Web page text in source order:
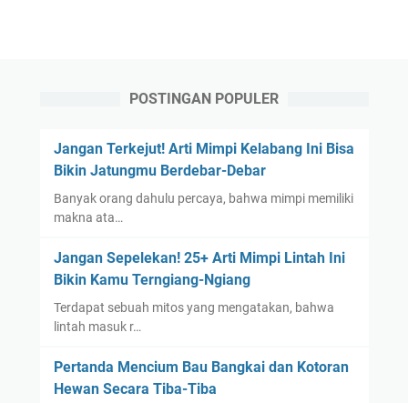
POSTINGAN POPULER
Jangan Terkejut! Arti Mimpi Kelabang Ini Bisa
Bikin Jatungmu Berdebar-Debar
Banyak orang dahulu percaya, bahwa mimpi memiliki
makna ata…
Jangan Sepelekan! 25+ Arti Mimpi Lintah Ini
Bikin Kamu Terngiang-Ngiang
Terdapat sebuah mitos yang mengatakan, bahwa
lintah masuk r…
Pertanda Mencium Bau Bangkai dan Kotoran
Hewan Secara Tiba-Tiba